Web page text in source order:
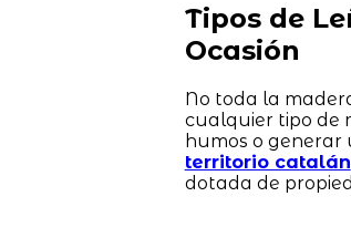
Tipos de
Ocasión
No toda la
cualquier tipo de
humos o generar
territorio catalán
dotada de